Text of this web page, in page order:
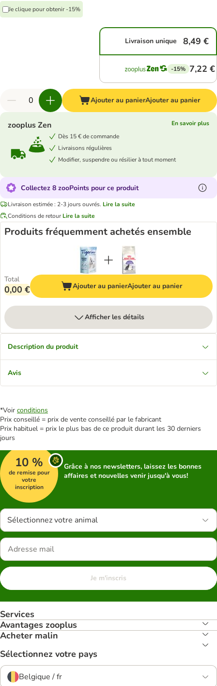
Je clique pour obtenir -15%
Livraison unique 8,49 €
-15% 7,22 €
Ajouter au panierAjouter au panier
zooplus Zen
En savoir plus
Dès 15 € de commande
Livraisons régulières
Modifier, suspendre ou résilier à tout moment
Collectez 8 zooPoints pour ce produit
Livraison estimée : 2-3 jours ouvrés. Lire la suite
Conditions de retour Lire la suite
Produits fréquemment achetés ensemble
Total
0,00 € Ajouter au panierAjouter au panier
Afficher les détails
Description du produit
Avis
*Voir conditions
Prix conseillé = prix de vente conseillé par le fabricant
Prix habituel = prix le plus bas de ce produit durant les 30 derniers
jours
10 %
de remise pour
votre
inscription
Grâce à nos newsletters, laissez les bonnes
affaires et nouvelles venir jusqu'à vous!
Sélectionnez votre animal
Je m'inscris
Services
Avantages zooplus
Acheter malin
Sélectionnez votre pays
Belgique / fr